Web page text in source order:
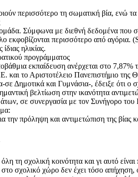
περισσότερο τη σωματική βία, ενώ
Σύμφωνα με διεθνή δεδομένα που
εκφοβίζονται περισσότερο από
ηλικίας.
προγράμματος
εκπαίδευση ανέρχεται στο 7,87%
το Αριστοτέλειο Πανεπιστήμιο της
Δημοτικά και Γυμνάσια-, έδειξε ότι
βελτίωση στην ικανότητα
σε συνεργασία με τον Συνήγορο του
πρόληψη και αντιμετώπιση της βίας
τη σχολική κοινότητα και γι αυτό
σχολικό χώρο δεν έχει τόσο